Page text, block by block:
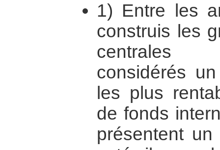
1) Entre les
construis les
centrales
considérés
les plus
de fonds
présentent